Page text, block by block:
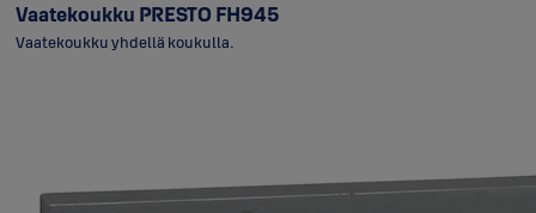
Vaatekoukku PRESTO FH945
Vaatekoukku yhdellä koukulla.